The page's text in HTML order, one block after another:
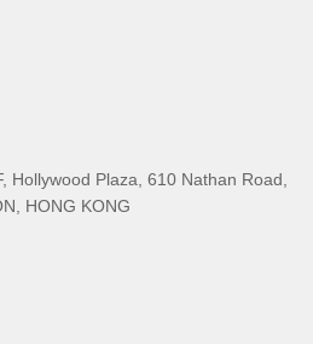
Hollywood Plaza, 610 Nathan Road,
HONG KONG